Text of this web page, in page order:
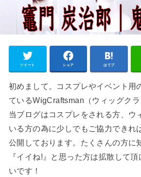
ツイート シェア はてブ
初めまして。コスプレやイベント用
ているWigCraftsman（ウィッグクラ
当ブログはコスプレをされる方、ウ
いる方の為に少しでもご協力できれ
公開しております。たくさんの方に
『イイね!』と思った方は拡散して
いです！